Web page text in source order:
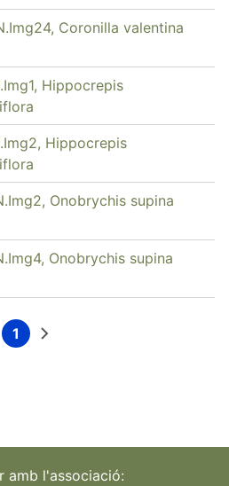
Coronilla valentina
Hippocrepis
Hippocrepis
Onobrychis supina
Onobrychis supina
Current
1
Next
amb l'associació: